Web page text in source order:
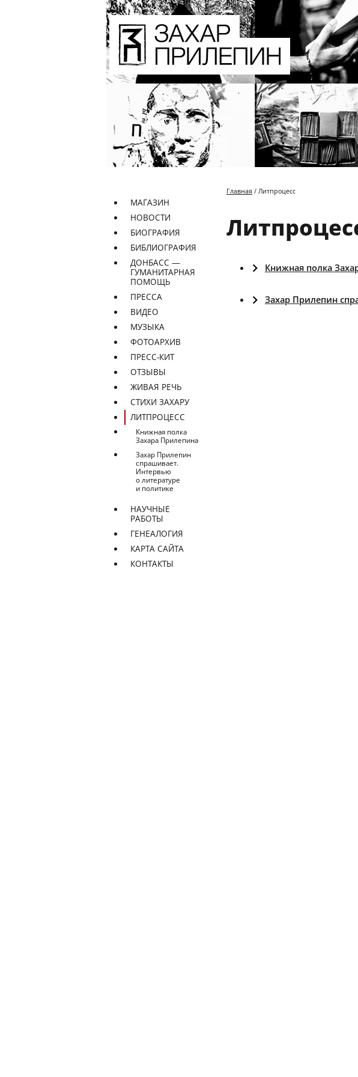
МАГАЗИН
НОВОСТИ
БИОГРАФИЯ
БИБЛИОГРАФИЯ
ДОНБАСС —
ГУМАНИТАРНАЯ
ПОМОЩЬ
ПРЕССА
ВИДЕО
МУЗЫКА
ФОТОАРХИВ
ПРЕСС-КИТ
ОТЗЫВЫ
ЖИВАЯ РЕЧЬ
СТИХИ ЗАХАРУ
ЛИТПРОЦЕСС
Книжная полка
Захара Прилепина
Захар Прилепин
спрашивает.
Интервью
о литературе
и политике
НАУЧНЫЕ
РАБОТЫ
ГЕНЕАЛОГИЯ
КАРТА САЙТА
КОНТАКТЫ
Главная / Литпроцесс
Книжная полка
Захар Прилепин